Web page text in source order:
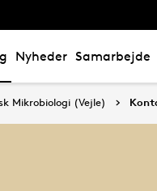
Nyheder Samarbejde
Mikrobiologi (Vejle)